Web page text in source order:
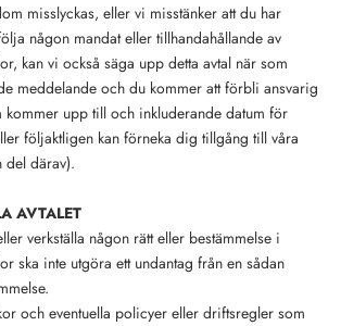
misslyckas, eller vi misstänker att du har
någon mandat eller tillhandahållande av
kan vi också säga upp detta avtal när som
meddelande och du kommer att förbli ansvarig
upp till och inkluderande datum för
följaktligen kan förneka dig tillgång till våra
del därav).
AVTALET
verkställa någon rätt eller bestämmelse i
ska inte utgöra ett undantag från en sådan
och eventuella policyer eller driftsregler som